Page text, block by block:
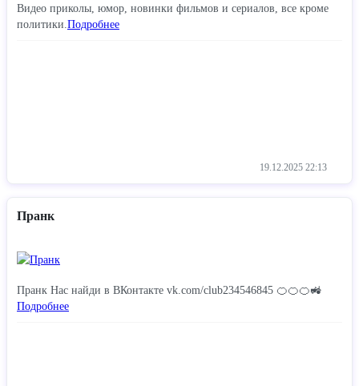
Видео приколы, юмор, новинки фильмов и сериалов, все кроме
политики. Подробнее
19.12.2025 22:13
Пранк
Пранк Нас найди в ВКонтакте vk.com/club234546845 🍊🍊🍊🚜
Подробнее